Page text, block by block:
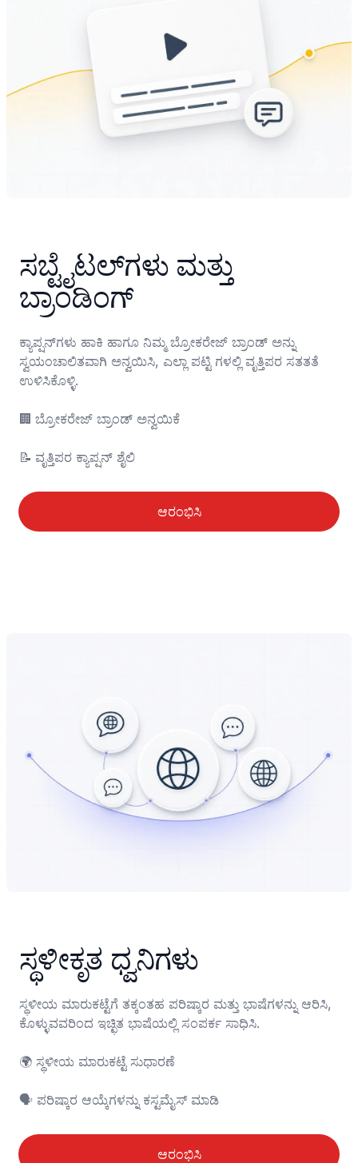
ಸಬ್ಟೈಟಲ್‌ಗಳು ಮತ್ತು
ಬ್ರಾಂಡಿಂಗ್
ಕ್ಯಾಪ್ಷನ್‌ಗಳು ಹಾಕಿ ಹಾಗೂ ನಿಮ್ಮ ಬ್ರೋಕರೇಜ್ ಬ್ರಾಂಡ್ ಅನ್ನು
ಸ್ವಯಂಚಾಲಿತವಾಗಿ ಅನ್ವಯಿಸಿ, ಎಲ್ಲಾ ಪಟ್ಟಿ ಗಳಲ್ಲಿ ವೃತ್ತಿಪರ ಸತತತೆ
ಉಳಿಸಿಕೊಳ್ಳಿ.
🏢	ಬ್ರೋಕರೇಜ್ ಬ್ರಾಂಡ್ ಅನ್ವಯಿಕೆ
📝	ವೃತ್ತಿಪರ ಕ್ಯಾಪ್ಷನ್ ಶೈಲಿ
ಆರಂಭಿಸಿ
ಸ್ಥಳೀಕೃತ ಧ್ವನಿಗಳು
ಸ್ಥಳೀಯ ಮಾರುಕಟ್ಟೆಗೆ ತಕ್ಕಂತಹ ಪರಿಷ್ಕಾರ ಮತ್ತು ಭಾಷೆಗಳನ್ನು ಆರಿಸಿ,
ಕೊಳ್ಳುವವರಿಂದ ಇಚ್ಛಿತ ಭಾಷೆಯಲ್ಲಿ ಸಂಪರ್ಕ ಸಾಧಿಸಿ.
🌍 ಸ್ಥಳೀಯ ಮಾರುಕಟ್ಟೆ ಸುಧಾರಣೆ
🗣️ ಪರಿಷ್ಕಾರ ಆಯ್ಕೆಗಳನ್ನು ಕಸ್ಟಮೈಸ್ ಮಾಡಿ
ಆರಂಭಿಸಿ